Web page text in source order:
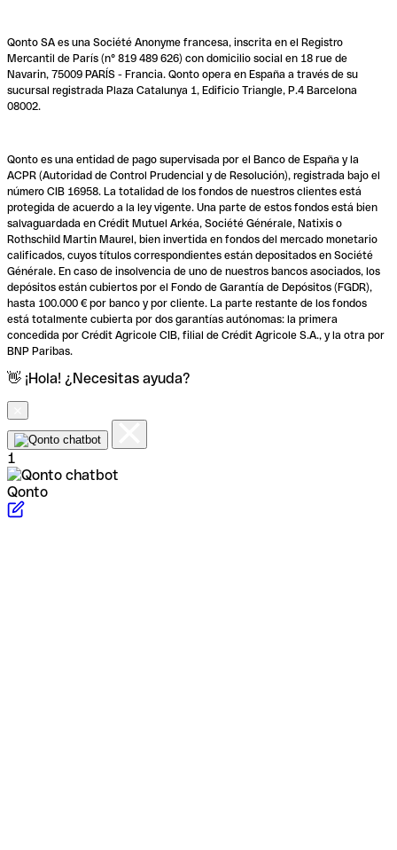
Qonto SA es una Société Anonyme francesa, inscrita en el Registro
Mercantil de París (n° 819 489 626) con domicilio social en 18 rue de
Navarin, 75009 PARÍS - Francia. Qonto opera en España a través de su
sucursal registrada Plaza Catalunya 1, Edificio Triangle, P.4 Barcelona
08002.
Qonto es una entidad de pago supervisada por el Banco de España y la
ACPR (Autoridad de Control Prudencial y de Resolución), registrada bajo el
número CIB 16958. La totalidad de los fondos de nuestros clientes está
protegida de acuerdo a la ley vigente. Una parte de estos fondos está bien
salvaguardada en Crédit Mutuel Arkéa, Société Générale, Natixis o
Rothschild Martin Maurel, bien invertida en fondos del mercado monetario
calificados, cuyos títulos correspondientes están depositados en Société
Générale. En caso de insolvencia de uno de nuestros bancos asociados, los
depósitos están cubiertos por el Fondo de Garantía de Depósitos (FGDR),
hasta 100.000 € por banco y por cliente. La parte restante de los fondos
está totalmente cubierta por dos garantías autónomas: la primera
concedida por Crédit Agricole CIB, filial de Crédit Agricole S.A., y la otra por
BNP Paribas.
👋 ¡Hola! ¿Necesitas ayuda?
1
Qonto